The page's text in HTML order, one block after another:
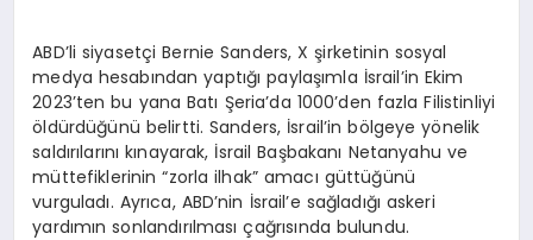
ABD’li siyasetçi Bernie Sanders, X şirketinin sosyal
medya hesabından yaptığı paylaşımla İsrail’in Ekim
2023’ten bu yana Batı Şeria’da 1000’den fazla Filistinliyi
öldürdüğünü belirtti. Sanders, İsrail’in bölgeye yönelik
saldırılarını kınayarak, İsrail Başbakanı Netanyahu ve
müttefiklerinin “zorla ilhak” amacı güttüğünü
vurguladı. Ayrıca, ABD’nin İsrail’e sağladığı askeri
yardımın sonlandırılması çağrısında bulundu.